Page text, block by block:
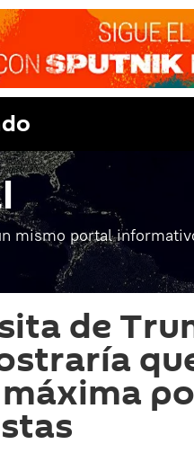
mismo portal
de